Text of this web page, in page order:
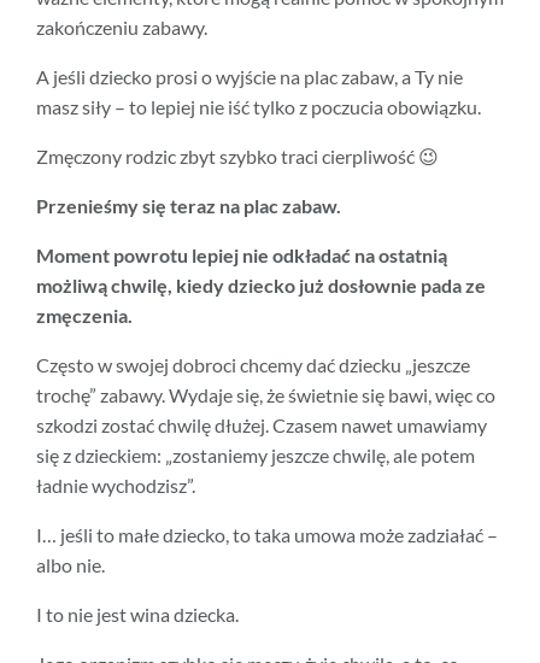
zakończeniu zabawy.
A jeśli dziecko prosi o wyjście na plac zabaw, a Ty nie
masz siły – to lepiej nie iść tylko z poczucia obowiązku.
Zmęczony rodzic zbyt szybko traci cierpliwość 😉
Przenieśmy się teraz na plac zabaw.
Moment powrotu lepiej nie odkładać na ostatnią
możliwą chwilę, kiedy dziecko już dosłownie pada ze
zmęczenia.
Często w swojej dobroci chcemy dać dziecku „jeszcze
trochę” zabawy. Wydaje się, że świetnie się bawi, więc co
szkodzi zostać chwilę dłużej. Czasem nawet umawiamy
się z dzieckiem: „zostaniemy jeszcze chwilę, ale potem
ładnie wychodzisz”.
I… jeśli to małe dziecko, to taka umowa może zadziałać –
albo nie.
I to nie jest wina dziecka.